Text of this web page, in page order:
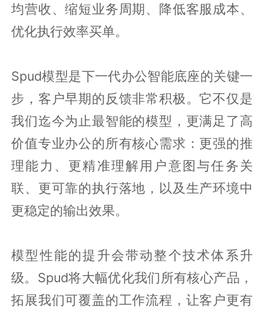
均营收、缩短业务周期、降低客服成本、
优化执行效率买单。
Spud模型是下一代办公智能底座的关键一
步，客户早期的反馈非常积极。它不仅是
我们迄今为止最智能的模型，更满足了高
价值专业办公的所有核心需求：更强的推
理能力、更精准理解用户意图与任务关
联、更可靠的执行落地，以及生产环境中
更稳定的输出效果。
模型性能的提升会带动整个技术体系升
级。Spud将大幅优化我们所有核心产品，
拓展我们可覆盖的工作流程，让客户更有